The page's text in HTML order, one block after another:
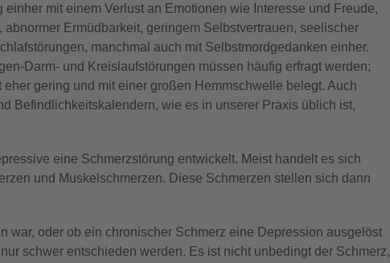
mit einem Verlust an Emotionen wie Interesse und Freude,
Ermüdbarkeit, geringem Selbstvertrauen, seelischer
manchmal auch mit Selbstmordgedanken einher.
Darm- und Kreislaufstörungen müssen häufig erfragt werden;
gering und mit einer großen Hemmschwelle belegt. Auch
Befindlichkeitskalendern, wie es in unserer Praxis üblich ist,
eine Schmerzstörung entwickelt. Meist handelt es sich
und Muskelschmerzen. Diese Schmerzen stellen sich dann
war, oder ob ein chronischer Schmerz eine Depression ausgelöst
schwer entschieden werden. Es ist nicht unbedingt der Schmerz,